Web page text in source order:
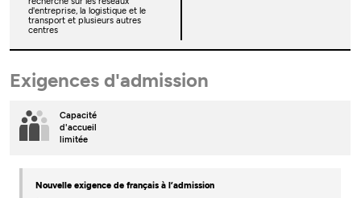
d'entreprise, la logistique et le
transport et plusieurs autres
centres
Exigences d'admission
Capacité
d'accueil
limitée
Nouvelle exigence de français à l’admission